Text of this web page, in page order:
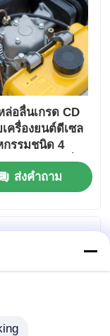
อลื่นเกรด CD
ครื่องยนต์ดีเซล
กรรมชนิด 4
ออกแบบมาเพื่อ
นทานและ
นะสูงสุด
ส่งคำถาม